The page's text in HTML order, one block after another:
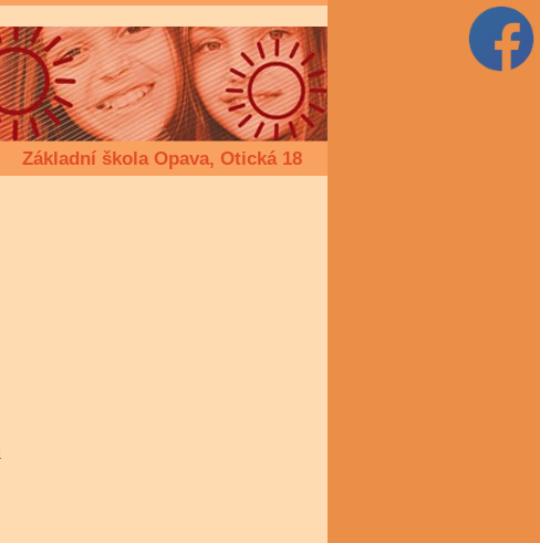
Základní škola Opava, Otická 18